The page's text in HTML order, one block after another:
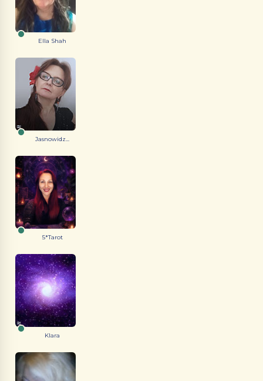
Ella Shah
Jasnowidz...
5*Tarot
Klara